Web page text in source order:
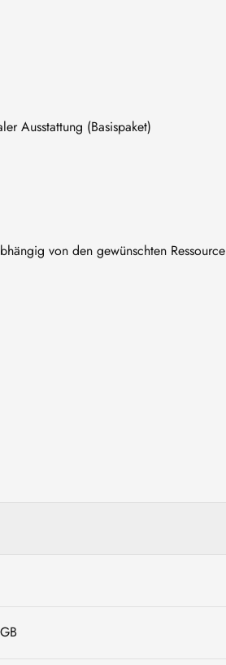
Ausstattung (Basispaket)
von den gewünschten